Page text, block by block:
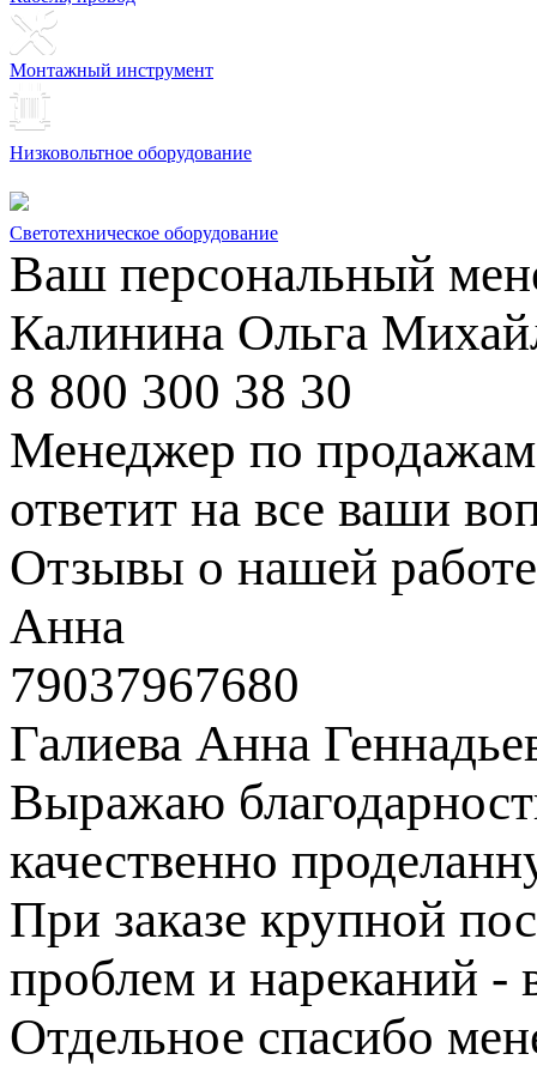
Монтажный инструмент
Низковольтное оборудование
Светотехническое оборудование
Ваш персональный
Калинина Ольга
8 800 300 38 30
Менеджер по продажам
ответит на все ваши
Отзывы о нашей работе
Анна
79037967680
Галиева Анна
Выражаю
качественно
При заказе крупной
проблем и нареканий -
Отдельное спасибо